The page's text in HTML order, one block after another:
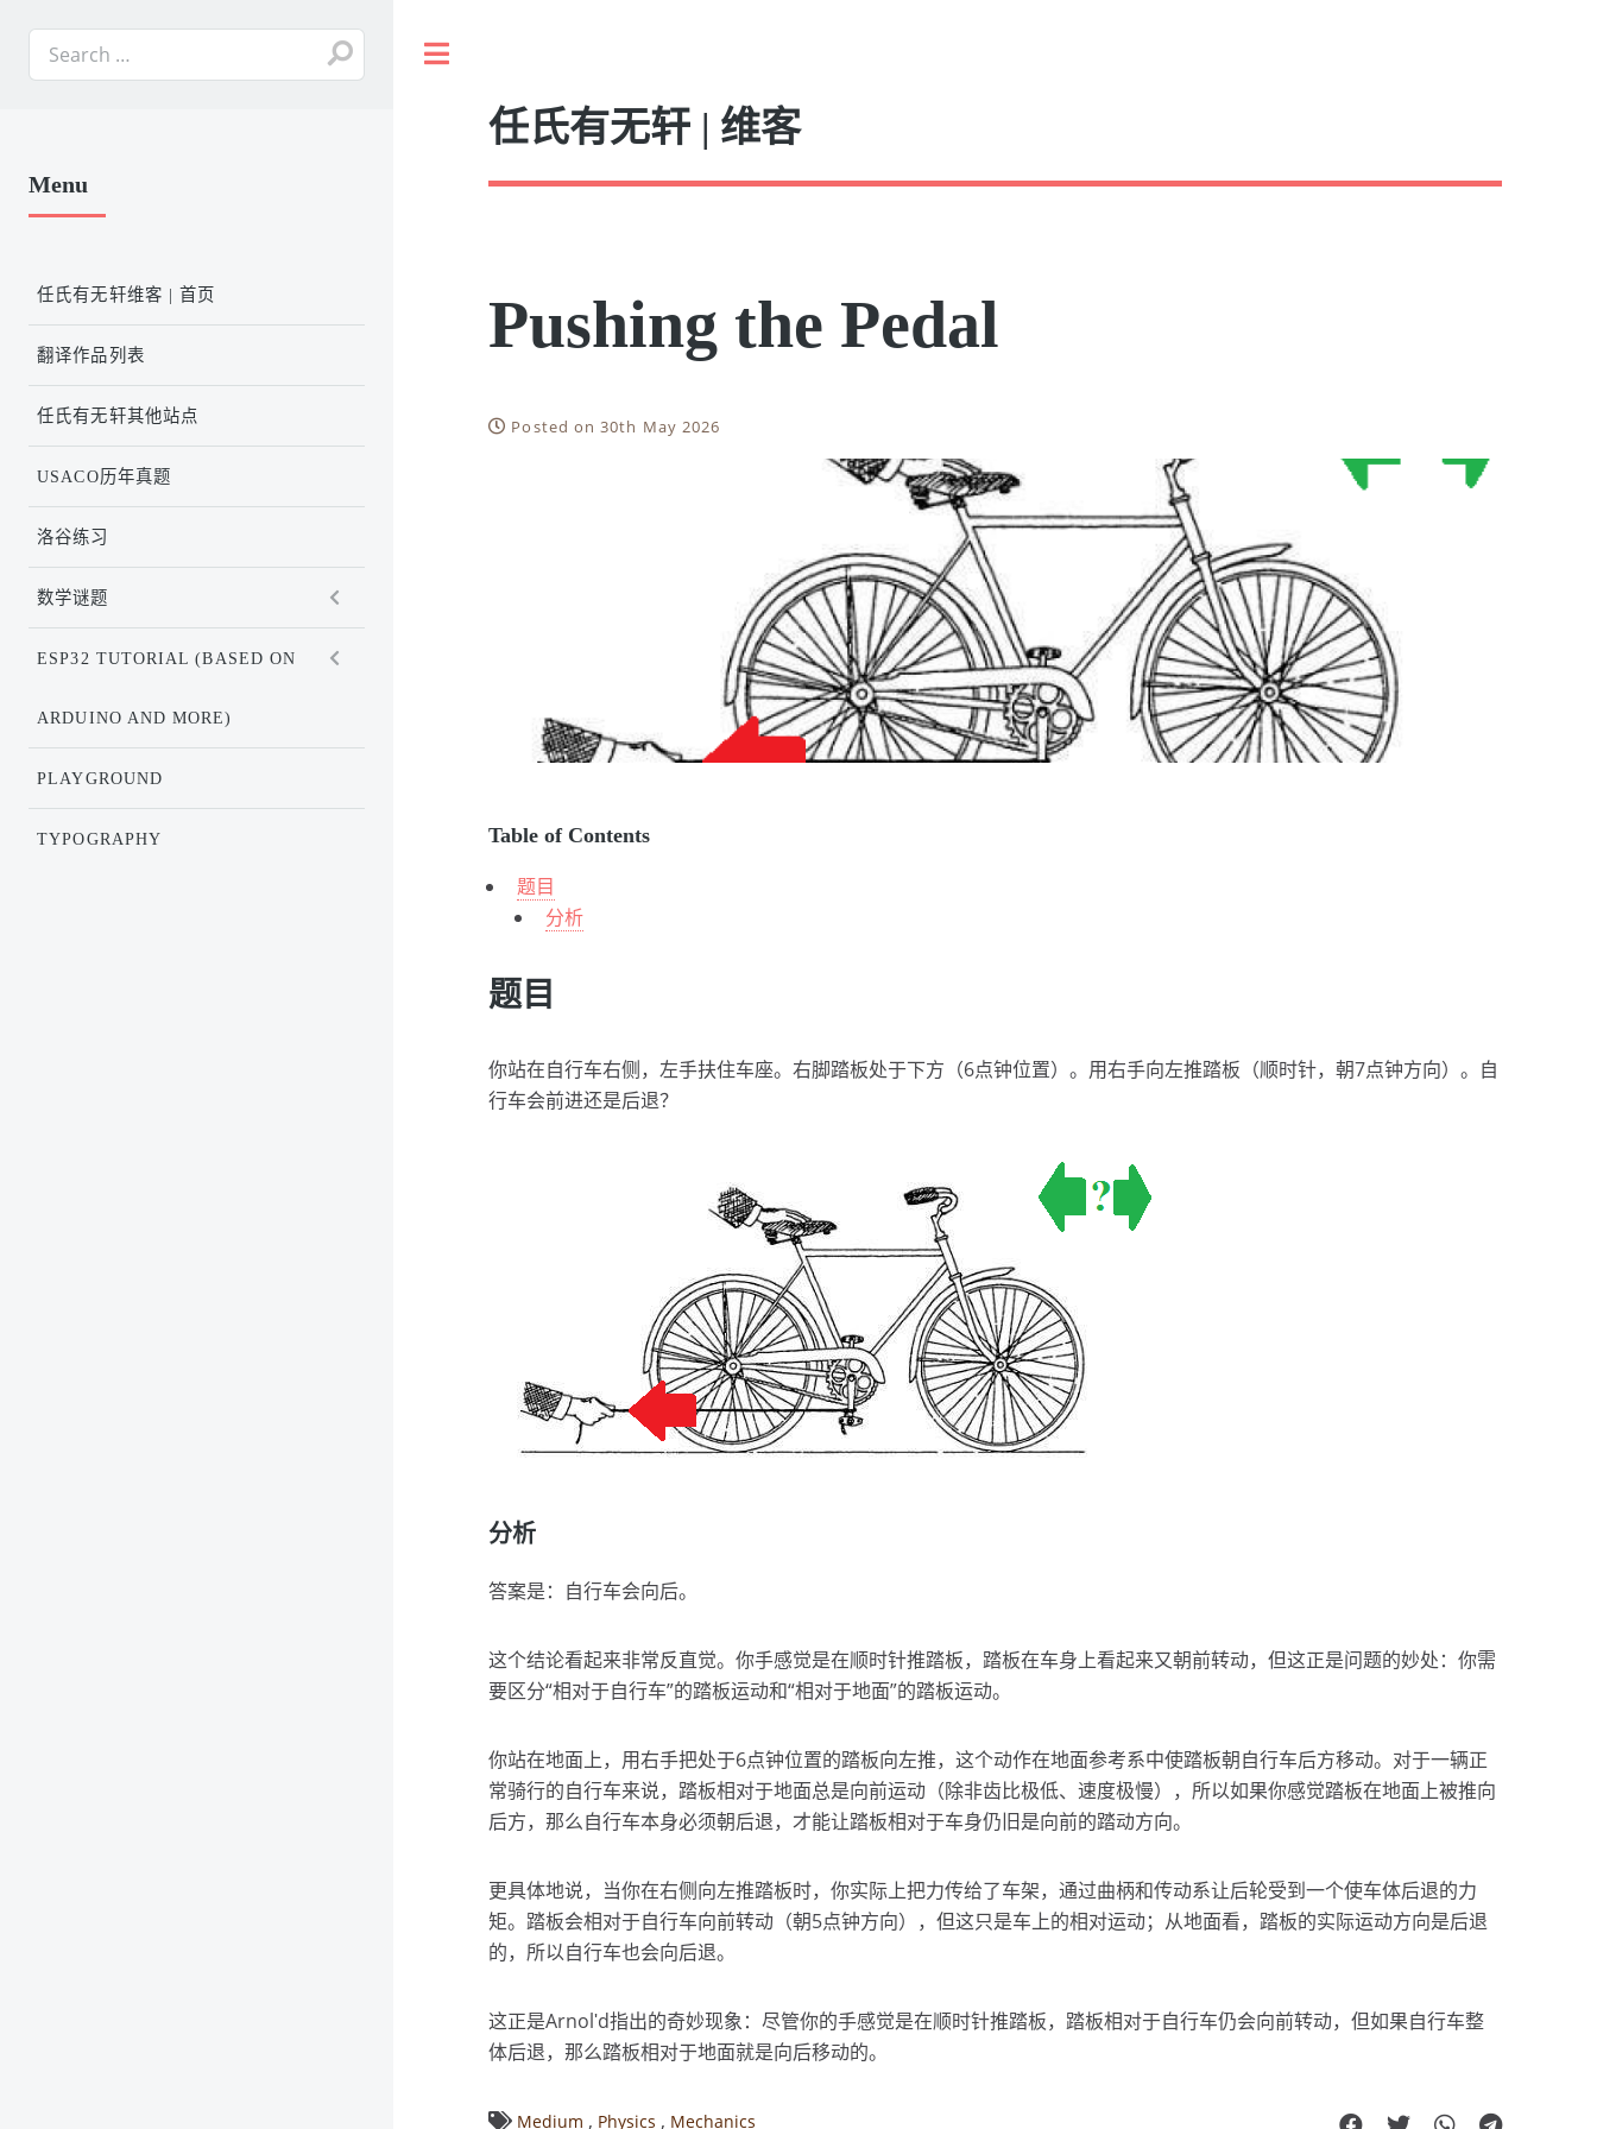
任氏有无轩 | 维客
Pushing the Pedal
Posted on 30th May 2026
Table of Contents
题目
分析
题目
你站在自行车右侧，左手扶住车座。右脚踏板处于下方（6点钟位置）。用右手向左推踏板（顺时针，朝7点钟方向）。自
行车会前进还是后退？
分析
答案是：自行车会向后。
这个结论看起来非常反直觉。你手感觉是在顺时针推踏板，踏板在车身上看起来又朝前转动，但这正是问题的妙处：你需
要区分“相对于自行车”的踏板运动和“相对于地面”的踏板运动。
你站在地面上，用右手把处于6点钟位置的踏板向左推，这个动作在地面参考系中使踏板朝自行车后方移动。对于一辆正
常骑行的自行车来说，踏板相对于地面总是向前运动（除非齿比极低、速度极慢），所以如果你感觉踏板在地面上被推向
后方，那么自行车本身必须朝后退，才能让踏板相对于车身仍旧是向前的踏动方向。
更具体地说，当你在右侧向左推踏板时，你实际上把力传给了车架，通过曲柄和传动系让后轮受到一个使车体后退的力
矩。踏板会相对于自行车向前转动（朝5点钟方向），但这只是车上的相对运动；从地面看，踏板的实际运动方向是后退
的，所以自行车也会向后退。
这正是Arnolʹd指出的奇妙现象：尽管你的手感觉是在顺时针推踏板，踏板相对于自行车仍会向前转动，但如果自行车整
体后退，那么踏板相对于地面就是向后移动的。
Medium , Physics , Mechanics
Menu
任氏有无轩维客 | 首页
翻译作品列表
任氏有无轩其他站点
USACO历年真题
洛谷练习
数学谜题
ESP32 TUTORIAL (BASED ON
ARDUINO AND MORE)
PLAYGROUND
TYPOGRAPHY